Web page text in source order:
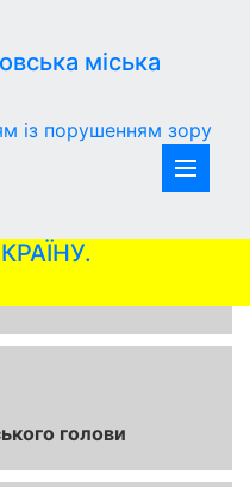
міська
із порушенням зору
Грамотою
голови
голови